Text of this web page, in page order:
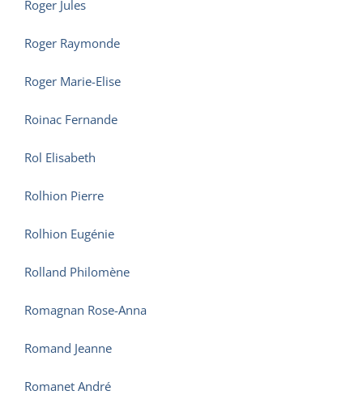
Roger Jules
Roger Raymonde
Roger Marie-Elise
Roinac Fernande
Rol Elisabeth
Rolhion Pierre
Rolhion Eugénie
Rolland Philomène
Romagnan Rose-Anna
Romand Jeanne
Romanet André